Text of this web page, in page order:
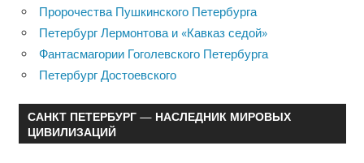
Пророчества Пушкинского Петербурга
Петербург Лермонтова и «Кавказ седой»
Фантасмагории Гоголевского Петербурга
Петербург Достоевского
САНКТ ПЕТЕРБУРГ — НАСЛЕДНИК МИРОВЫХ
ЦИВИЛИЗАЦИЙ